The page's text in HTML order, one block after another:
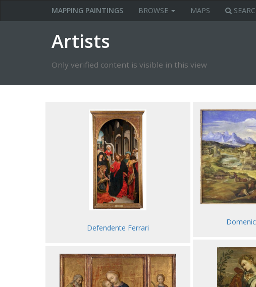
MAPPING PAINTINGS BROWSE MAPS
Artists
Only verified content is visible in this view
Defendente Ferrari